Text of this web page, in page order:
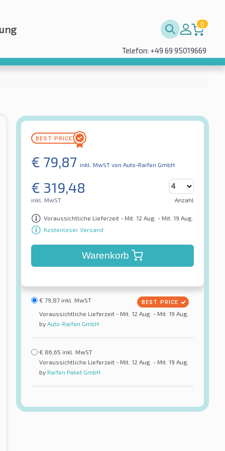
0
Telefon: +49 69 95019669
€ 79,87 inkl. MwST von Auto-Raifen GmbH
€ 319,48
inkl. MwST Anzahl
Voraussichtliche Lieferzeit - Mit. 12 Aug. - Mit. 19 Aug.
Kostenloser Versand
Warenkorb
€ 79,87 inkl. MwST
Voraussichtliche Lieferzeit - Mit. 12 Aug. - Mit. 19 Aug.
by Auto-Raifen GmbH
€ 86,65 inkl. MwST
Voraussichtliche Lieferzeit - Mit. 12 Aug. - Mit. 19 Aug.
by Raifen Paket GmbH